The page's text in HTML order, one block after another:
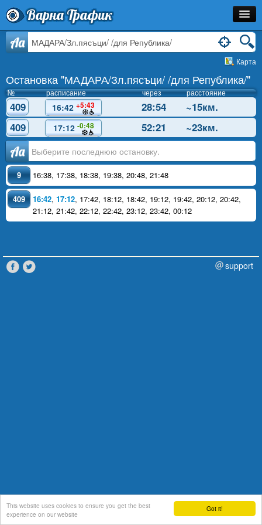
Got it!
This website uses cookies to ensure you get the best
experience on our website
Варна Трафик
Остановка
Расписание
Как Добраться?
Инфо
Aa
Карта
Остановка "МАДАРА/Зл.пясъци/ /для Република/"
№ расписание через расстояние
409 16:42 +5:43 28:54
~15км.
409
17:12 -0:48 52:21 ~23км.
Аа
9 16:38, 17:38, 18:38, 19:38, 20:48, 21:48
409 16:42, 17:12, 17:42, 18:12, 18:42, 19:12, 19:42, 20:12, 20:42,
21:12, 21:42, 22:12, 22:42, 23:12, 23:42, 00:12
support